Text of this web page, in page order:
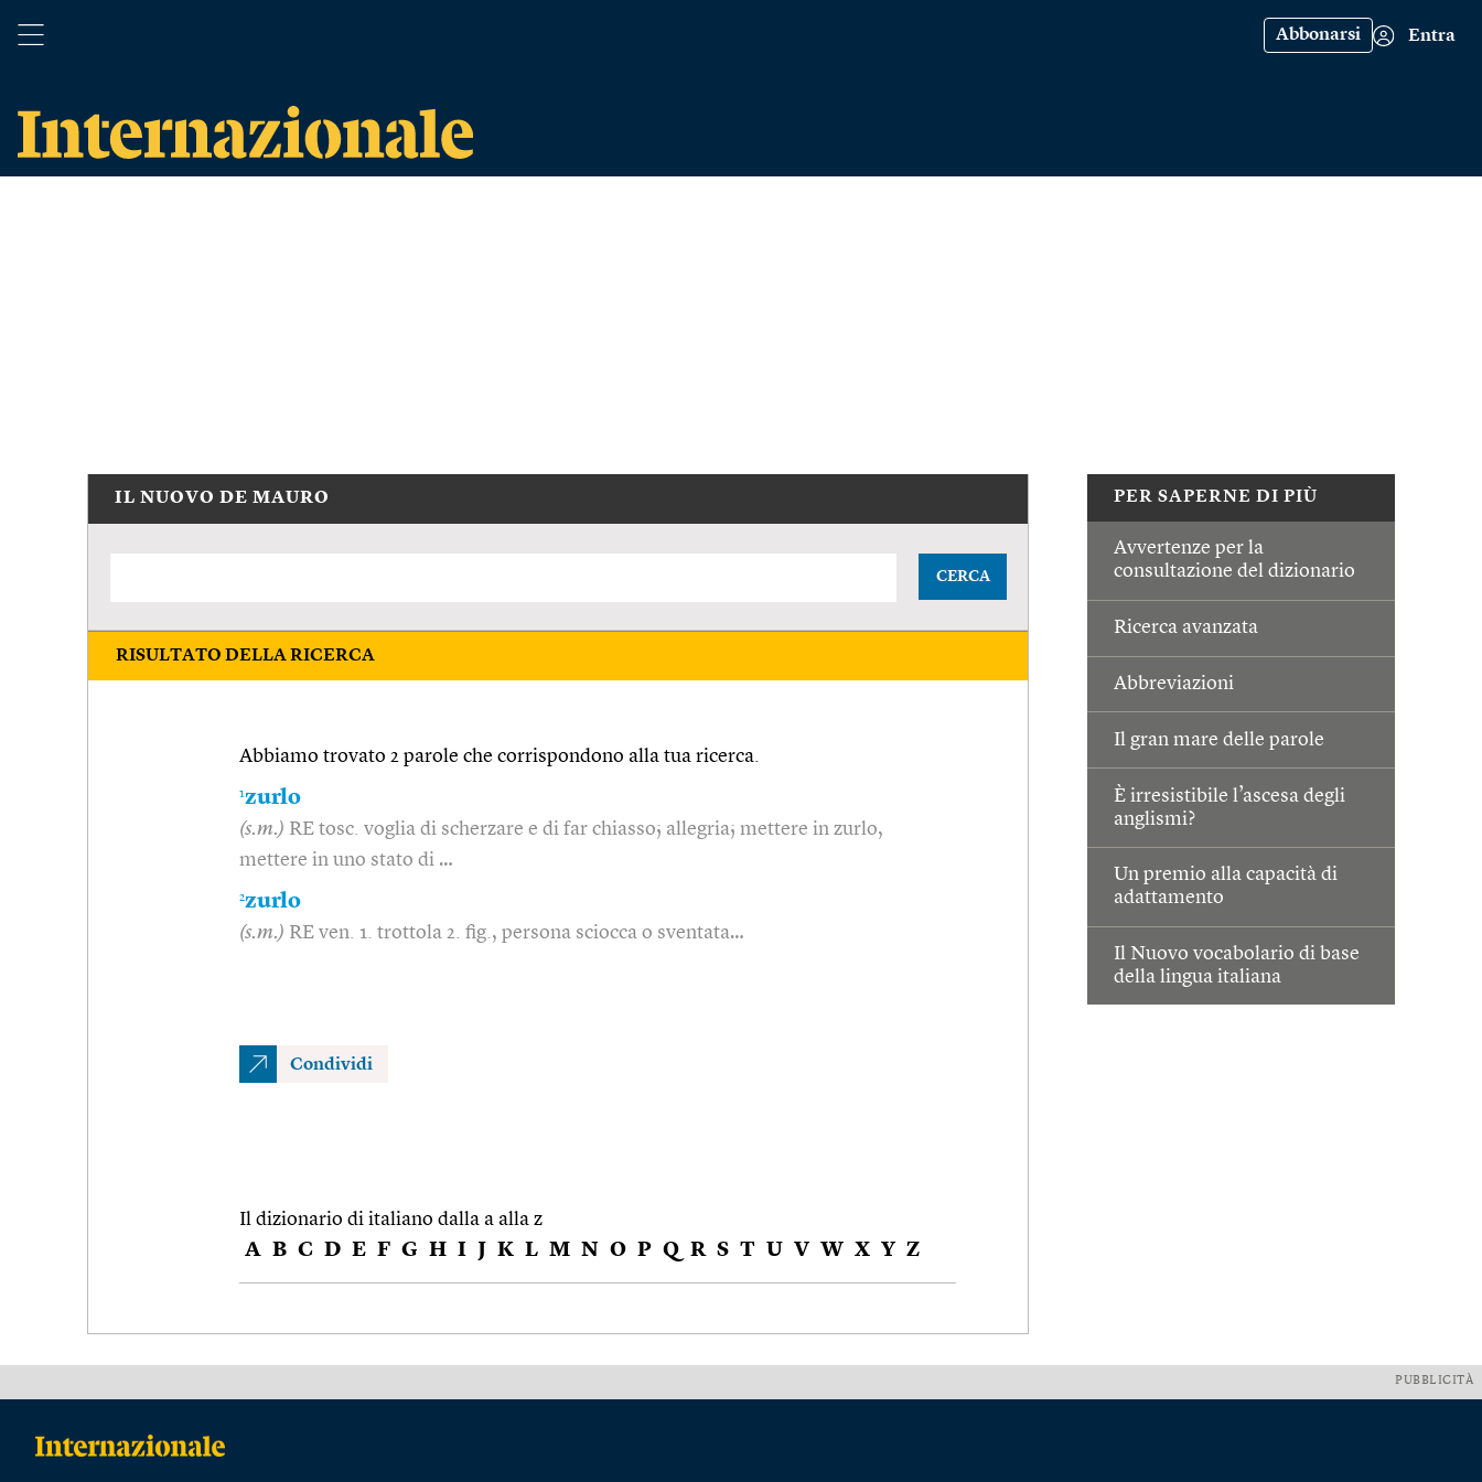
Abbonarsi Entra
PER SAPERNE DI PIÙ
Avvertenze per la
consultazione del dizionario
Ricerca avanzata
Abbreviazioni
Il gran mare delle parole
È irresistibile l’ascesa degli
anglismi?
Un premio alla capacità di
adattamento
Il Nuovo vocabolario di base
della lingua italiana
IL NUOVO DE MAURO
CERCA
RISULTATO DELLA RICERCA
Abbiamo trovato 2 parole che corrispondono alla tua ricerca.
1zurlo
(s.m.) RE tosc. voglia di scherzare e di far chiasso; allegria; mettere in zurlo,
mettere in uno stato di …
2zurlo
(s.m.) RE ven. 1. trottola 2. fig., persona sciocca o sventata…
Condividi
Il dizionario di italiano dalla a alla z
A B C D E F G H I J K L M N O P Q R S T U V W X Y Z
PUBBLICITÀ